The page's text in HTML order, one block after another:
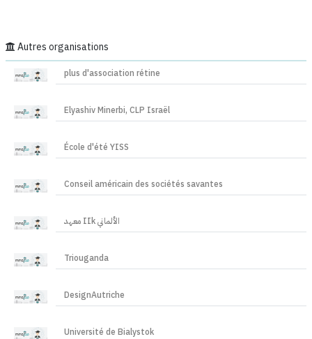
Autres organisations
plus d'association rétine
Elyashiv Minerbi, CLP Israël
École d'été YISS
Conseil américain des sociétés savantes
معهد IIk الألماني
Triouganda
DesignAutriche
Université de Bialystok